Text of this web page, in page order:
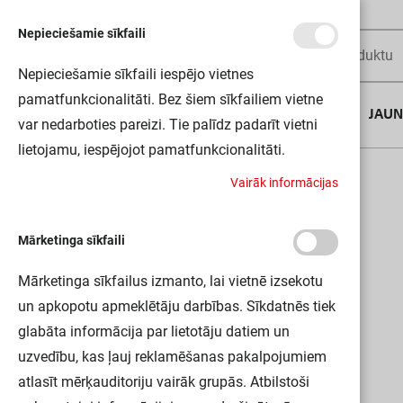
DP EM 1500 26W 840 IP65 GY LEDV
Nepieciešamie sīkfaili
Nepieciešamie sīkfaili iespējo vietnes
pamatfunkcionalitāti. Bez šiem sīkfailiem vietne
var nedarboties pareizi. Tie palīdz padarīt vietni
lietojamu, iespējojot pamatfunkcionalitāti.
Vairāk informācijas
Mārketinga sīkfaili
Mārketinga sīkfailus izmanto, lai vietnē izsekotu
un apkopotu apmeklētāju darbības. Sīkdatnēs tiek
glabāta informācija par lietotāju datiem un
uzvedību, kas ļauj reklamēšanas pakalpojumiem
atlasīt mērķauditoriju vairāk grupās. Atbilstoši